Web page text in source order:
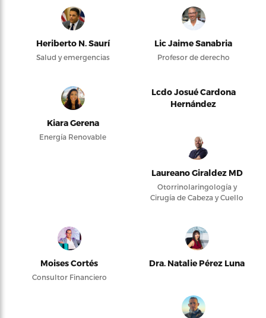
Heriberto N. Saurí
Salud y emergencias
Lic Jaime Sanabria
Profesor de derecho
Kiara Gerena
Energía Renovable
Lcdo Josué Cardona
Hernández
Laureano Giraldez MD
Otorrinolaringología y
Cirugía de Cabeza y Cuello
Moises Cortés
Consultor Financiero
Dra. Natalie Pérez Luna